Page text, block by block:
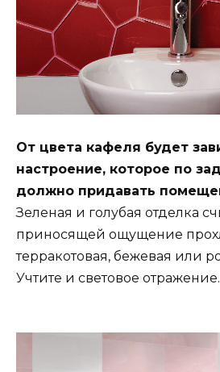
От цвета кафеля будет
настроение, которое по
должно придавать
Зеленая и голубая отделка
приносящей ощущение
терракотовая, бежевая или
Учтите и световое отражение.